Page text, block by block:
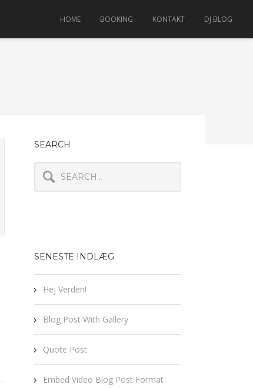
HOME BOOKING KONTAKT DJ BLOG
SEARCH
SENESTE INDLÆG
Hej Verden!
Blog Post With Gallery
Quote Post
Embed Video Blog Post Format